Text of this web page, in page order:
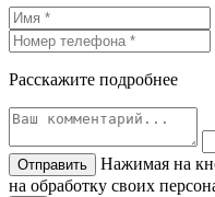
Расскажите подробнее
Нажимая на
на обработку своих